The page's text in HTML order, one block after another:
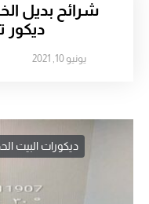
ديكور
يونيو 10, 2021
ديكورات البيت